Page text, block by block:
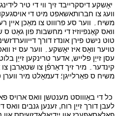
יאָשקע דיסקרייבד זיך ווי די טיר
וועג צו חברותאשאפט מיט די
משיח۔ ווער סע פרוווט צו מאַכן איין
וואס קאַנפיוזיז די מחשבות פון
טוט נישט פירן אונדז דורך
טויער וואָס איז יאָשקע۔ ווער עס יז
עסן זייַן פלייש, אדער טרינקען זייַן
קינדער۔ מיר זיך דאַרפֿן צו שטאַרבן צו
משיח ס פאַרלייגן؛ דעמאָלט מיר ווערן
כל די באַוווסט מענטשן וואס ארויס
לעבן דורך זייַן רוח, זענען גנבים